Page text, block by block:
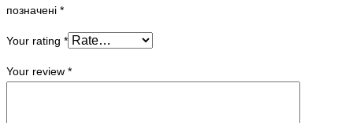
позначені *
Your rating *
Your review *